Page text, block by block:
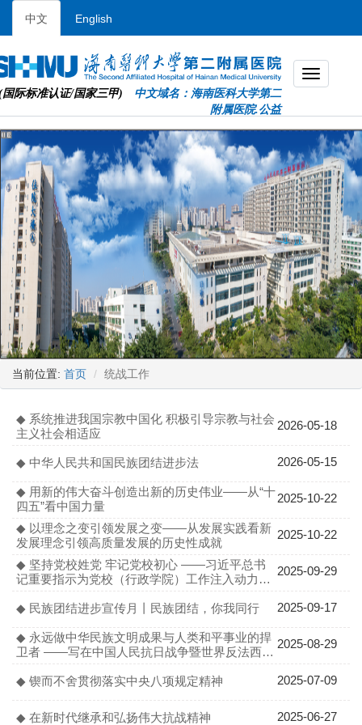
中文 English
国际标准认证/国家三甲) 中文域名：海南医科大学第二
附属医院.公益
当前位置: 首页 统战工作
◆ 系统推进我国宗教中国化 积极引导宗教与社会
主义社会相适应
2026-05-18
◆ 中华人民共和国民族团结进步法 2026-05-15
◆ 用新的伟大奋斗创造出新的历史伟业——从“十
四五”看中国力量
2025-10-22
◆ 以理念之变引领发展之变——从发展实践看新
发展理念引领高质量发展的历史性成就
2025-10-22
◆ 坚持党校姓党 牢记党校初心 ——习近平总书
记重要指示为党校（行政学院）工作注入动力指
明方向
2025-09-29
◆ 民族团结进步宣传月丨民族团结，你我同行 2025-09-17
◆ 永远做中华民族文明成果与人类和平事业的捍
卫者 ——写在中国人民抗日战争暨世界反法西斯
战争胜利80周年之际
2025-08-29
◆ 锲而不舍贯彻落实中央八项规定精神 2025-07-09
◆ 在新时代继承和弘扬伟大抗战精神 2025-06-27